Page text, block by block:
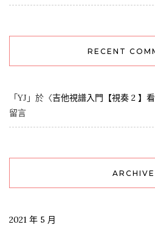
RECENT
「YJ 」於〈吉他視譜入門【視奏 2 】
留言
2021 年 5 月